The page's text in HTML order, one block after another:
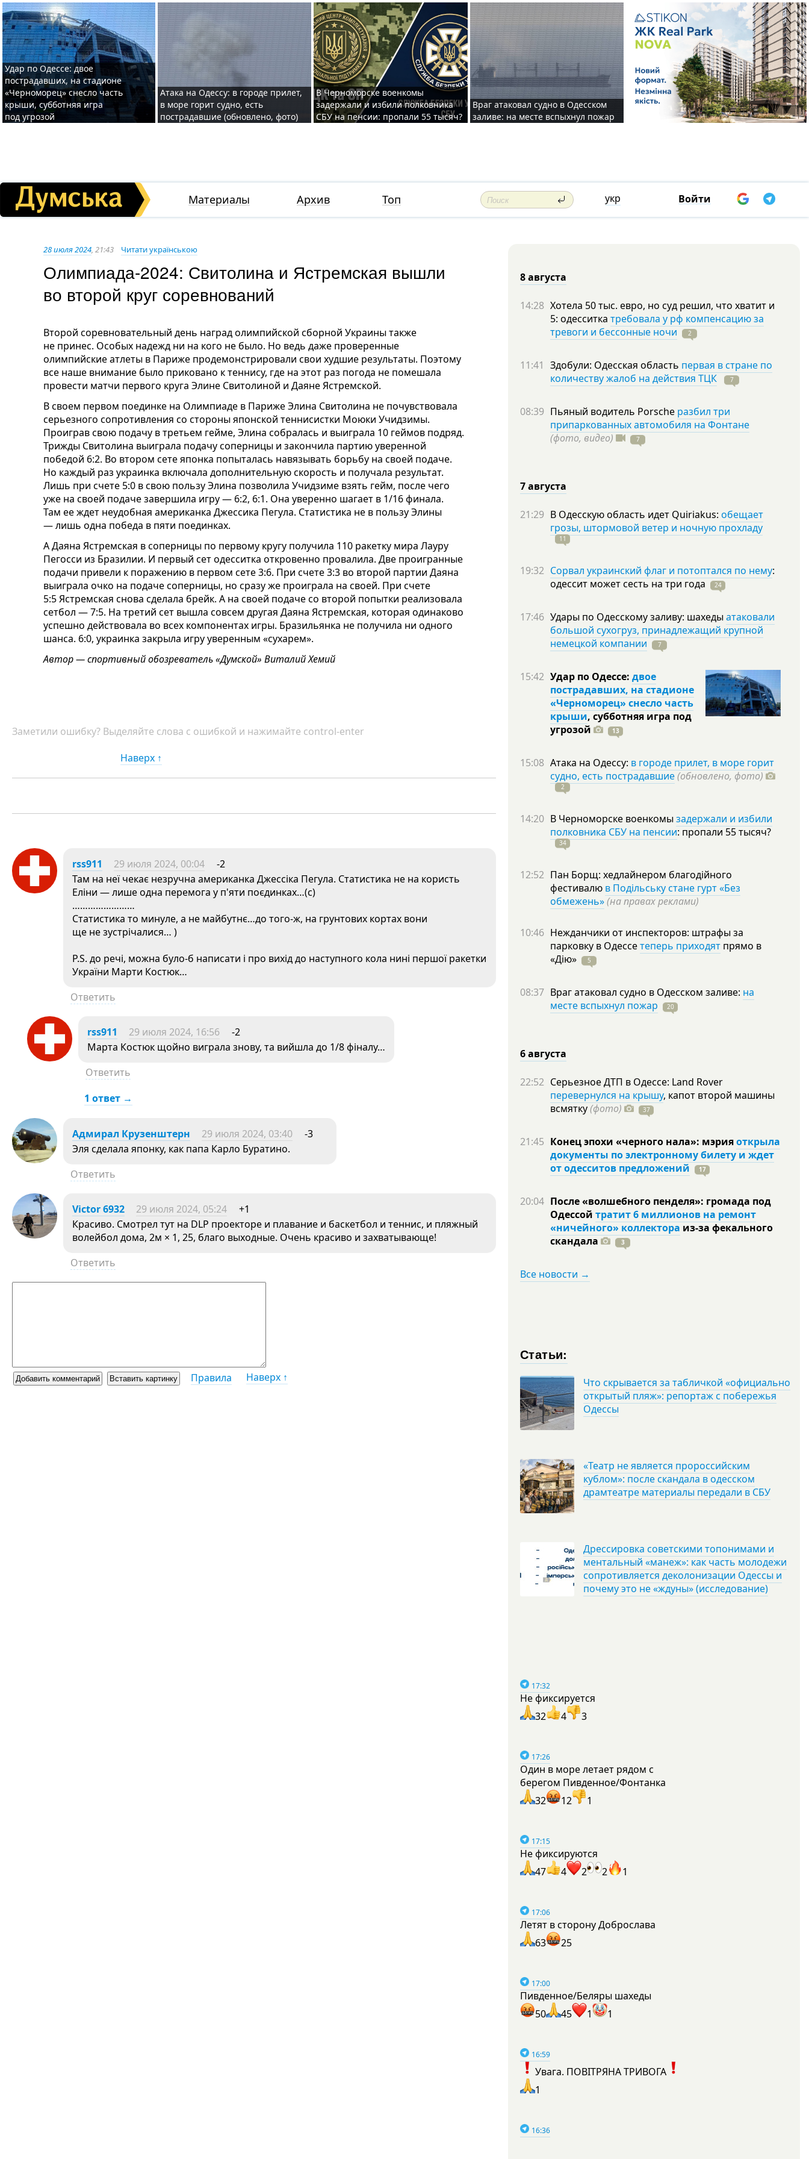
Удар по Одессе: двое
пострадавших, на стадионе
«Черноморец» снесло часть
крыши, субботняя игра
под угрозой
Атака на Одессу: в городе прилет,
в море горит судно, есть
пострадавшие (обновлено, фото)
В Черноморске военкомы
задержали и избили полковника
СБУ на пенсии: пропали 55 тысяч?
Враг атаковал судно в Одесском
заливе: на месте вспыхнул пожар
Материалы Архив Топ укр Войти
28 июля 2024, 21:43 Читати українською
Олимпиада-2024: Свитолина и Ястремская вышли
во второй круг соревнований
Второй соревновательный день наград олимпийской сборной Украины также
не принес. Особых надежд ни на кого не было. Но ведь даже проверенные
олимпийские атлеты в Париже продемонстрировали свои худшие результаты. Поэтому
все наше внимание было приковано к теннису, где на этот раз погода не помешала
провести матчи первого круга Элине Свитолиной и Даяне Ястремской.
В своем первом поединке на Олимпиаде в Париже Элина Свитолина не почувствовала
серьезного сопротивления со стороны японской теннисистки Моюки Учидзимы.
Проиграв свою подачу в третьем гейме, Элина собралась и выиграла 10 геймов подряд.
Трижды Свитолина выиграла подачу соперницы и закончила партию уверенной
победой 6:2. Во втором сете японка попыталась навязывать борьбу на своей подаче.
Но каждый раз украинка включала дополнительную скорость и получала результат.
Лишь при счете 5:0 в свою пользу Элина позволила Учидзиме взять гейм, после чего
уже на своей подаче завершила игру — 6:2, 6:1. Она уверенно шагает в 1/16 финала.
Там ее ждет неудобная американка Джессика Пегула. Статистика не в пользу Элины
— лишь одна победа в пяти поединках.
А Даяна Ястремская в соперницы по первому кругу получила 110 ракетку мира Лауру
Пегосси из Бразилии. И первый сет одесситка откровенно провалила. Две проигранные
подачи привели к поражению в первом сете 3:6. При счете 3:3 во второй партии Даяна
выиграла очко на подаче соперницы, но сразу же проиграла на своей. При счете
5:5 Ястремская снова сделала брейк. А на своей подаче со второй попытки реализовала
сетбол — 7:5. На третий сет вышла совсем другая Даяна Ястремская, которая одинаково
успешно действовала во всех компонентах игры. Бразильянка не получила ни одного
шанса. 6:0, украинка закрыла игру уверенным «сухарем».
Автор — спортивный обозреватель «Думской» Виталий Хемий
Заметили ошибку? Выделяйте слова с ошибкой и нажимайте control-enter
Наверх ↑
rss911 29 июля 2024, 00:04
-2
Там на неї чекає незручна американка Джессіка Пегула. Статистика не на користь
Еліни — лише одна перемога у п'яти поєдинках…(с)
……………………
Статистика то минуле, а не майбутнє…до того-ж, на грунтових кортах вони
ще не зустрічалися… )
P.S. до речі, можна було-б написати і про вихід до наступного кола нині першої ракетки
України Марти Костюк…
Ответить
rss911 29 июля 2024, 16:56
-2
Марта Костюк щойно виграла знову, та вийшла до 1/8 фіналу…
Ответить
1 ответ →
Адмирал Крузенштерн 29 июля 2024, 03:40
-3
Эля сделала японку, как папа Карло Буратино.
Ответить
Victor 6932 29 июля 2024, 05:24
+1
Красиво. Смотрел тут на DLP проекторе и плавание и баскетбол и теннис, и пляжный
волейбол дома, 2м × 1, 25, благо выходные. Очень красиво и захватывающе!
Ответить
Правила Наверх ↑
8 августа
14:28 Хотела 50 тыс. евро, но суд решил, что хватит и
5: одесситка требовала у рф компенсацию за
тревоги и бессонные ночи
2
11:41 Здобули: Одесская область первая в стране по
количеству жалоб на действия ТЦК
7
08:39 Пьяный водитель Porsche разбил три
припаркованных автомобиля на Фонтане
(фото, видео)
7
7 августа
21:29 В Одесскую область идет Quiriakus: обещает
грозы, штормовой ветер и ночную прохладу
11
19:32 Сорвал украинский флаг и потоптался по нему:
одессит может сесть на три года 24
17:46 Удары по Одесскому заливу: шахеды атаковали
большой сухогруз, принадлежащий крупной
немецкой компании
7
15:42 Удар по Одессе: двое
пострадавших, на стадионе
«Черноморец» снесло часть
крыши, субботняя игра под
угрозой
13
15:08 Атака на Одессу: в городе прилет, в море горит
судно, есть пострадавшие(обновлено, фото)
2
14:20 В Черноморске военкомы задержали и избили
полковника СБУ на пенсии: пропали 55тысяч?
34
12:52 Пан Борщ: хедлайнером благодійного
фестивалю в Подільську стане гурт «Без
обмежень»(на правах реклами)
10:46 Нежданчики от инспекторов: штрафы за
парковку в Одессетеперь приходят прямо в
«Дію»
5
08:37 Враг атаковал судно в Одесском заливе: на
месте вспыхнул пожар
20
6 августа
22:52 Серьезное ДТП в Одессе: Land Rover
перевернулся на крышу, капот второй машины
всмятку(фото) 37
21:45 Конец эпохи «черного нала»: мэрияоткрыла
документы по электронному билету и ждет
от одесситов предложений
17
20:04 После «волшебного пенделя»: громада под
Одессой тратит 6 миллионов на ремонт
«ничейного» коллектора из-за фекального
скандала
3
Все новости →
Статьи:
Что скрывается за табличкой «официально
открытый пляж»: репортаж с побережья
Одессы
«Театр не является пророссийским
кублом»: после скандала в одесском
драмтеатре материалы передали в СБУ
Дрессировка советскими топонимами и
ментальный «манеж»: как часть молодежи
сопротивляется деколонизации Одессы и
почему это не «ждуны» (исследование)
17:32
Не фиксируется
32
4 3
17:26
Один в море летает рядом с
берегом Пивденное/Фонтанка
32
12 1
17:15
Не фиксируются
47
4 2 2 1
17:06
Летят в сторону Доброслава
63
25
17:00
Пивденное/Беляры шахеды
50
45 1 1
16:59
Увага. ПОВІТРЯНА ТРИВОГА
1
16:36